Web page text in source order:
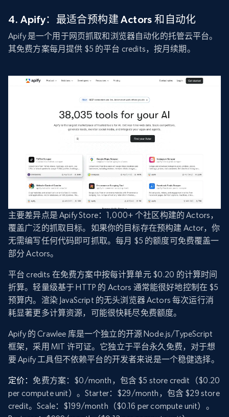
4. Apify：最适合预构建 Actors 和自动化
Apify 是一个用于网页抓取和浏览器自动化的托管云平台。
其免费方案每月提供 $5 的平台 credits，按月续期。
主要差异点是 Apify Store：1,000+ 个社区构建的 Actors，
覆盖广泛的抓取目标。如果你的目标存在预构建 Actor，你
无需编写任何代码即可抓取。每月 $5 的额度可免费覆盖一
部分 Actors。
平台 credits 在免费方案中按每计算单元 $0.20 的计算时间
折算。轻量级基于 HTTP 的 Actors 通常能很好地控制在 $5
预算内。渲染 JavaScript 的无头浏览器 Actors 每次运行消
耗显著更多计算资源，可能很快耗尽免费额度。
Apify 的 Crawlee 库是一个独立的开源 Node.js/TypeScript
框架，采用 MIT 许可证。它独立于平台永久免费，对于想
要 Apify 工具但不依赖平台的开发者来说是一个稳健选择。
定价： 免费方案：$0/month，包含 $5 store credit（$0.20
per compute unit）。Starter：$29/month，包含 $29 store
credit。Scale：$199/month（$0.16 per compute unit）。